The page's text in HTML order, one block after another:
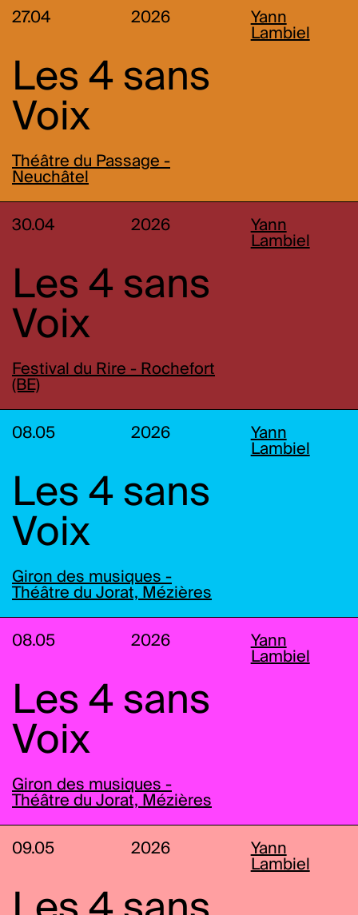
27.04 2026
Yann
Lambiel
Les 4 sans
Voix
Théâtre du Passage -
Neuchâtel
30.04 2026
Yann
Lambiel
Les 4 sans
Voix
Festival du Rire - Rochefort
(BE)
08.05 2026
Yann
Lambiel
Les 4 sans
Voix
Giron des musiques -
Théâtre du Jorat, Mézières
08.05 2026
Yann
Lambiel
Les 4 sans
Voix
Giron des musiques -
Théâtre du Jorat, Mézières
09.05 2026
Yann
Lambiel